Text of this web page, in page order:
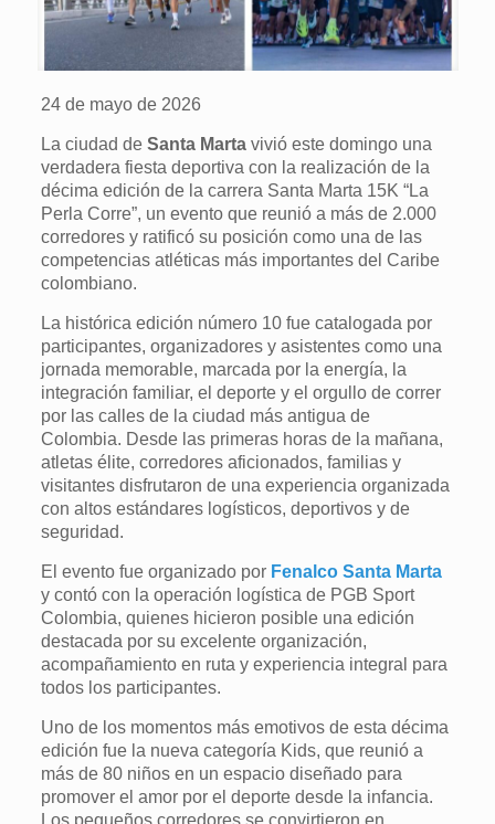
24 de mayo de 2026
La ciudad deSanta Marta vivió este domingo una
verdadera fiesta deportiva con la realización de la
décima edición de la carrera Santa Marta 15K “La
Perla Corre”, un evento que reunió a más de 2.000
corredores y ratificó su posición como una de las
competencias atléticas más importantes del Caribe
colombiano.
La histórica edición número 10 fue catalogada por
participantes, organizadores y asistentes como una
jornada memorable, marcada por la energía, la
integración familiar, el deporte y el orgullo de correr
por las calles de la ciudad más antigua de
Colombia. Desde las primeras horas de la mañana,
atletas élite, corredores aficionados, familias y
visitantes disfrutaron de una experiencia organizada
con altos estándares logísticos, deportivos y de
seguridad.
El evento fue organizado por Fenalco Santa Marta
y contó con la operación logística de PGB Sport
Colombia, quienes hicieron posible una edición
destacada por su excelente organización,
acompañamiento en ruta y experiencia integral para
todos los participantes.
Uno de los momentos más emotivos de esta décima
edición fue la nueva categoría Kids, que reunió a
más de 80 niños en un espacio diseñado para
promover el amor por el deporte desde la infancia.